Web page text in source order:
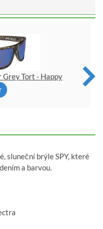
Grey Tort - Happy
sluneční brýle SPY, které
a barvou.